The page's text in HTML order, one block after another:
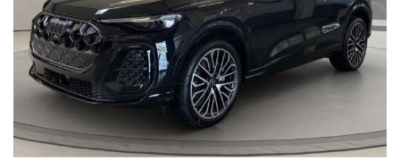
Adaptive Cruise Assist plus
Park Assist Pro
Luce id proiezione dagli specchietti esterni
Specchietto interno schermabile automticamente
Specchietti retrovisori esterni riscaldabili e ripieghevoli
Side Assist (blind spot)
Pacchetto assistenza alla guida